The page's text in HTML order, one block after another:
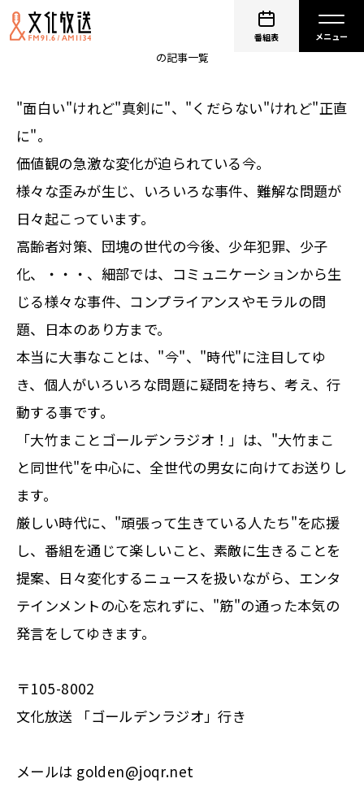
番組表
大竹まこと ゴールデンラジオ！
の記事一覧
"面白い"けれど"真剣に"、"くだらない"けれど"正直
に"。
価値観の急激な変化が迫られている今。
様々な歪みが生じ、いろいろな事件、難解な問題が
日々起こっています。
高齢者対策、団塊の世代の今後、少年犯罪、少子
化、・・・、細部では、コミュニケーションから生
じる様々な事件、コンプライアンスやモラルの問
題、日本のあり方まで。
本当に大事なことは、"今"、"時代"に注目してゆ
き、個人がいろいろな問題に疑問を持ち、考え、行
動する事です。
「大竹まことゴールデンラジオ！」は、"大竹まこ
と同世代"を中心に、全世代の男女に向けてお送りし
ます。
厳しい時代に、"頑張って生きている人たち"を応援
し、番組を通じて楽しいこと、素敵に生きることを
提案、日々変化するニュースを扱いながら、エンタ
テインメントの心を忘れずに、"筋"の通った本気の
発言をしてゆきます。
〒105-8002
文化放送 「ゴールデンラジオ」行き
メールは golden@joqr.net